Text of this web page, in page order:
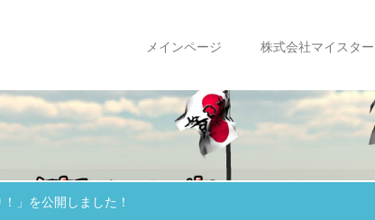
メインページ 株式会社マイスタ
」を公開しました！